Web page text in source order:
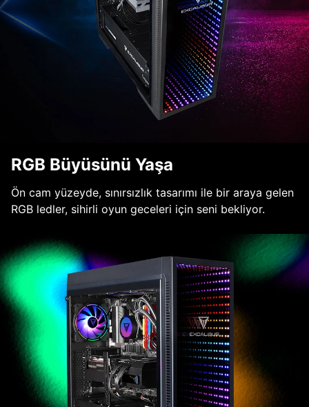
RGB Büyüsünü Yaşa
Ön cam yüzeyde, sınırsızlık tasarımı ile bir araya gelen
RGB ledler, sihirli oyun geceleri için seni bekliyor.